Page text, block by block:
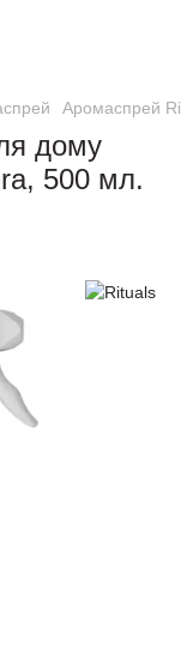
Аромаспрей
дому
500 мл.